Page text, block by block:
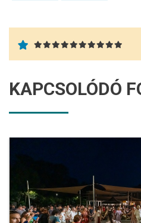
KAPCSOLÓDÓ